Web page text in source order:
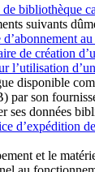
bibliothèque
suivants
de création
l’utilisation
disponible
par son
ses données
d’expédition
et le